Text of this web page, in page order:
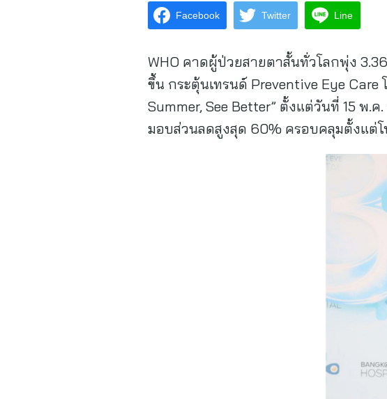
Facebook Twitter Line
WHO คาดผู้ป่วยสายตาสั้นทั่วโลกพุ่ง
ขึ้น กระตุ้นเทรนด์ Preventive Eye Care
Summer, See Better” ตั้งแต่วันที่ 15 พ.
มอบส่วนลดสูงสุด 60% ครอบคลุมตั้งแต่